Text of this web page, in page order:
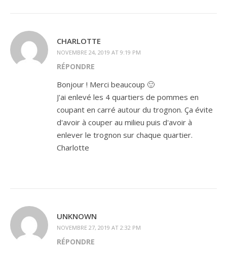
CHARLOTTE
NOVEMBRE 24, 2019 AT 9:19 PM
RÉPONDRE
Bonjour ! Merci beaucoup 🙂
J'ai enlevé les 4 quartiers de pommes en
coupant en carré autour du trognon. Ça évite
d'avoir à couper au milieu puis d'avoir à
enlever le trognon sur chaque quartier.
Charlotte
UNKNOWN
NOVEMBRE 27, 2019 AT 2:32 PM
RÉPONDRE